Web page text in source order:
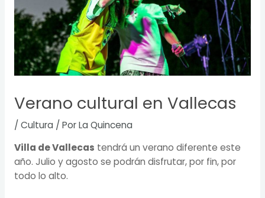
Verano cultural en Vallecas
/ Cultura / PorLa Quincena
Villa de Vallecas tendrá un verano diferente este
año. Julio y agosto se podrán disfrutar, por fin, por
todo lo alto.